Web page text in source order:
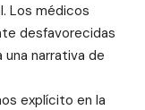
Los médicos
desfavorecidas
una narrativa de
explícito en la